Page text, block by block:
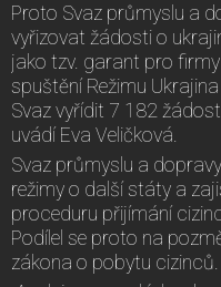
Proto Svaz průmyslu a
vyřizovat žádosti o
jako tzv. garant pro
spuštění Režimu
Svaz vyřídit 7 182
uvádí Eva Veličková.
Svaz průmyslu a
režimy o další státy a
proceduru přijímání
Podílel se proto na
zákona o pobytu cizinců.